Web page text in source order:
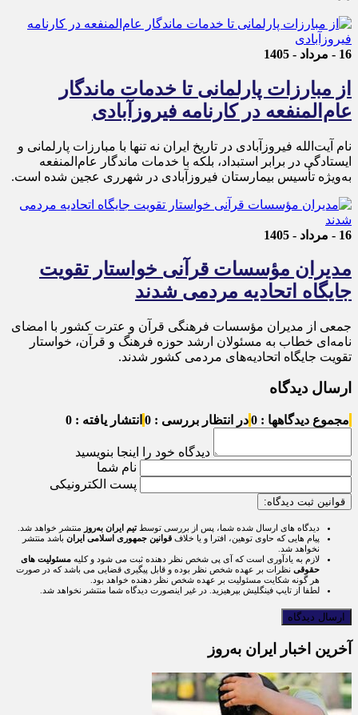
16 - مرداد - 1405
از مبارزات پارلمانی تا خدمات ماندگار
عام‌المنفعه در کارنامه فیروزآبادی
نام آیت‌الله فیروزآبادی در تاریخ ایران نه تنها با مبارزات پارلمانی و
ایستادگی در برابر استبداد، بلکه با خدمات ماندگار عام‌المنفعه
به‌ویژه تأسیس بیمارستان فیروزآبادی در شهرری عجین شده است.
16 - مرداد - 1405
مدیران مؤسسات قرآنی خواستار تقویت
جایگاه اتحادیه‌ مردمی شدند
جمعی از مدیران مؤسسات فرهنگی قرآن و عترت کشور با امضای
نامه‌ای خطاب به مسئولان ارشد حوزه فرهنگ و قرآن، خواستار
تقویت جایگاه اتحادیه‌های مردمی کشور شدند.
ارسال دیدگاه
مجموع دیدگاهها : 0 در انتظار بررسی : 0 انتشار یافته : 0
دیدگاه خود را اینجا بنویسید
نام شما
پست الکترونیکی
قوانین ثبت دیدگاه:
دیدگاه های ارسال شده شما، پس از بررسی توسطتیم ایران به‌روز منتشر خواهد شد.
پیام هایی که حاوی توهین، افترا و یا خلاف قوانین جمهوری اسلامی ایران باشد منتشر
نخواهد شد.
لازم به یادآوری است که آی پی شخص نظر دهنده ثبت می شود و کلیه مسئولیت های
حقوقی نظرات بر عهده شخص نظر بوده و قابل پیگیری قضایی می باشد که در صورت
هر گونه شکایت مسئولیت بر عهده شخص نظر دهنده خواهد بود.
لطفا از تایپ فینگلیش بپرهیزید. در غیر اینصورت دیدگاه شما منتشر نخواهد شد.
آخرین اخبار ایران به‌روز